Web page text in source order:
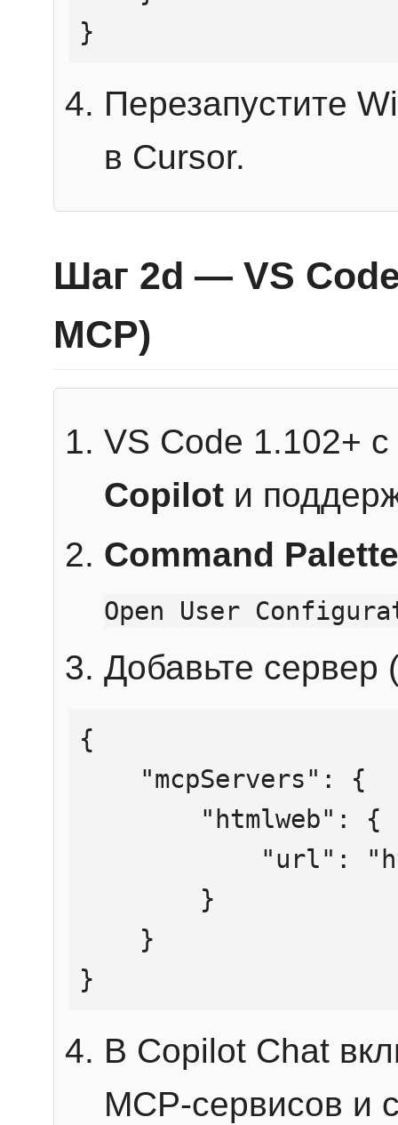
}
Перезапустите
в Cursor.
Шаг 2d — VS
MCP)
VS Code 1.102+
Copilot и
Command Palette
Open User
Добавьте сервер
{
}
В Copilot Chat
MCP-сервисов и